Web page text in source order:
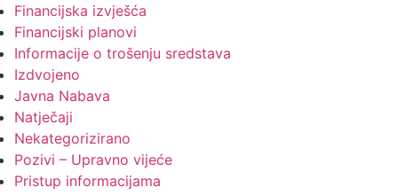
Financijska izvješća
Financijski planovi
Informacije o trošenju sredstava
Izdvojeno
Javna Nabava
Natječaji
Nekategorizirano
Pozivi – Upravno vijeće
Pristup informacijama